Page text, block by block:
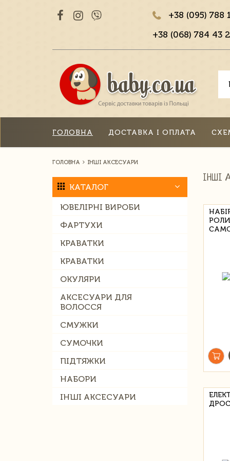
+38 (095) 788
+38 (068) 784 43
ГОЛОВНА ДОСТАВКА І ОПЛАТА
ГОЛОВНА ІНШІ АКСЕСУАРИ
КАТАЛОГ
ЮВЕЛІРНІ ВИРОБИ
ФАРТУХИ
КРАВАТКИ
КРАВАТКИ
ОКУЛЯРИ
АКСЕСУАРИ ДЛЯ
ВОЛОССЯ
СМУЖКИ
СУМОЧКИ
ПІДТЯЖКИ
НАБОРИ
ІНШІ АКСЕСУАРИ
ІНШІ